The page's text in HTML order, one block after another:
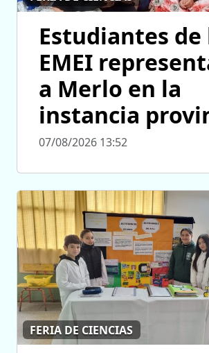
Estudiantes de
EMEI
a Merlo en la
instancia
07/08/2026 13:52
FERIA DE CIENCIAS